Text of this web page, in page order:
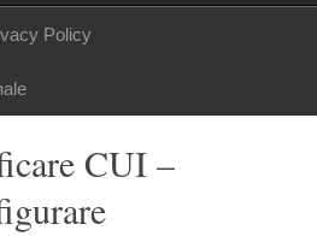
Policy
CUI –